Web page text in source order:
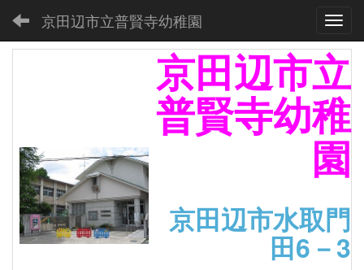
京田辺市立普賢寺幼稚園
京田辺市立
普賢寺幼稚
園
京田辺市水取門
田6－3